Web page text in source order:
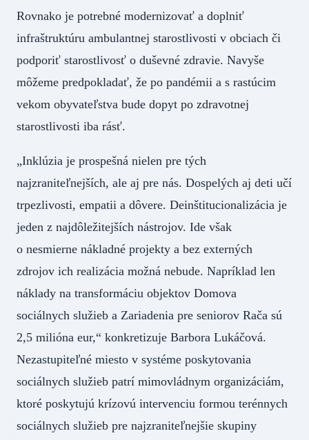
Rovnako je potrebné modernizovať a doplniť
infraštruktúru ambulantnej starostlivosti v obciach či
podporiť starostlivosť o duševné zdravie. Navyše
môžeme predpokladať, že po pandémii a s rastúcim
vekom obyvateľstva bude dopyt po zdravotnej
starostlivosti iba rásť.
„Inklúzia je prospešná nielen pre tých
najzraniteľnejších, ale aj pre nás. Dospelých aj deti učí
trpezlivosti, empatii a dôvere. Deinštitucionalizácia je
jeden z najdôležitejších nástrojov. Ide však
o nesmierne nákladné projekty a bez externých
zdrojov ich realizácia možná nebude. Napríklad len
náklady na transformáciu objektov Domova
sociálnych služieb a Zariadenia pre seniorov Rača sú
2,5 milióna eur,“ konkretizuje Barbora Lukáčová.
Nezastupiteľné miesto v systéme poskytovania
sociálnych služieb patrí mimovládnym organizáciám,
ktoré poskytujú krízovú intervenciu formou terénnych
sociálnych služieb pre najzraniteľnejšie skupiny